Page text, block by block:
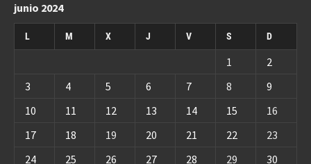
junio 2024
L M X J V S D
1
2
3
4 5 6 7 8
9
10
11 12 13 14 15
16
17
18 19 20 21 22
23
24
25 26 27 28 29 30